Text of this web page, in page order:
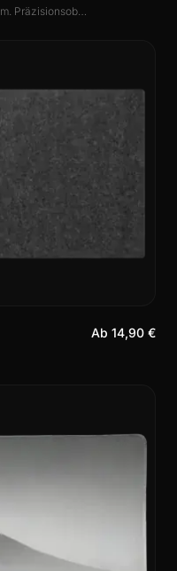
Ab 14,90 €